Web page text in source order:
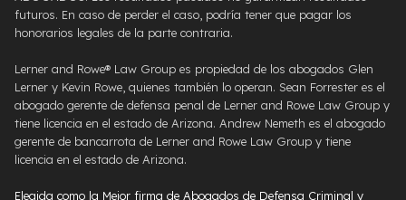
futuros. En caso de perder el caso, podría tener que pagar los
honorarios legales de la parte contraria.
Lerner and Rowe® Law Group es propiedad de los abogados Glen
Lerner y Kevin Rowe, quienes también lo operan. Sean Forrester es el
abogado gerente de defensa penal de Lerner and Rowe Law Group y
tiene licencia en el estado de Arizona. Andrew Nemeth es el abogado
gerente de bancarrota de Lerner and Rowe Law Group y tiene
licencia en el estado de Arizona.
Elegida como la Mejor firma de Abogados de Defensa Criminal y